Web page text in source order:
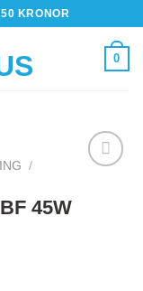
KRONOR
0
/
45W